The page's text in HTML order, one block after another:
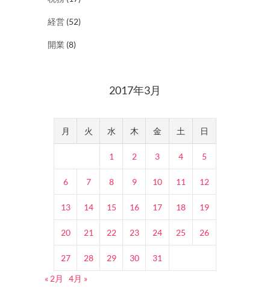
経営 (52)
開業 (8)
2017年3月
月 火 水 木 金 土 日
1 2 3 4 5
6 7 8 9 10 11 12
13 14 15 16 17 18 19
20 21 22 23 24 25 26
27 28 29 30
31
« 2月
4月 »